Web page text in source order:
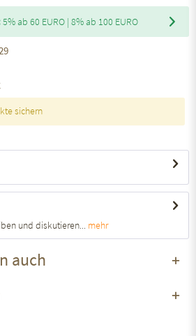
5% ab 60 EURO | 8% ab 100 EURO
sichern
und diskutieren... mehr
auch